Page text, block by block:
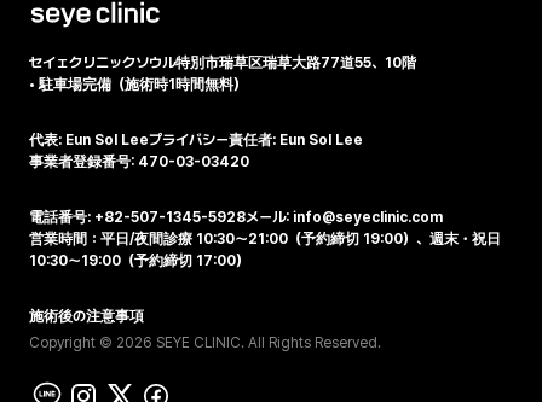
セイェクリニックソウル特別市瑞草区瑞草大路77道55、10階
•駐車場完備（施術時1時間無料）
代表: Eun Sol Leeプライバシー責任者: Eun Sol Lee
事業者登録番号: 470-03-03420
電話番号: +82-507-1345-5928メール: info@seyeclinic.com
営業時間：平日/夜間診療 10:30～21:00（予約締切 19:00）、週末・祝日
10:30～19:00（予約締切 17:00）
施術後の注意事項
Copyright © 2026 SEYE CLINIC. All Rights Reserved.